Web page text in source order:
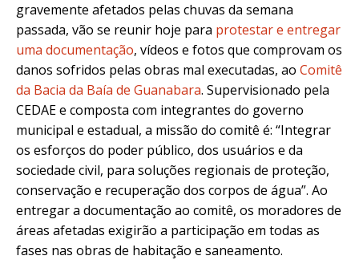
gravemente afetados pelas chuvas da semana
passada, vão se reunir hoje para protestar e entregar
uma documentação, vídeos e fotos que comprovam os
danos sofridos pelas obras mal executadas, ao Comitê
da Bacia da Baía de Guanabara. Supervisionado pela
CEDAE e composta com integrantes do governo
municipal e estadual, a missão do comitê é: “Integrar
os esforços do poder público, dos usuários e da
sociedade civil, para soluções regionais de proteção,
conservação e recuperação dos corpos de água”. Ao
entregar a documentação ao comitê, os moradores de
áreas afetadas exigirão a participação em todas as
fases nas obras de habitação e saneamento.